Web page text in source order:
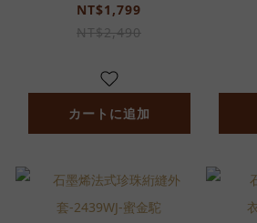
NT$1,799
NT$2,490
カートに追加